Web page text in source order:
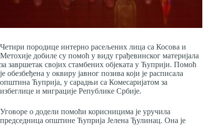
Четири породице интерно расељених лица са Косова и
Метохије добиле су помоћ у виду грађевинског материјала
за завршетак својих стамбених објеката у Ћуприји. Помоћ
је обезбеђена у оквиру јавног позива који је расписала
општина Ћуприја, у сарадњи са Комесаријатом за
избеглице и миграције Републике Србије.
Уговоре о додели помоћи корисницима је уручила
председница општине Ћуприја Јелена Ђулинац. Она је